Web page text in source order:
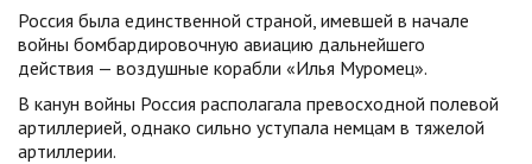
Россия была единственной страной, имевшей в начале
войны бомбардировочную авиацию дальнейшего
действия — воздушные корабли «Илья Муромец».
В канун войны Россия располагала превосходной полевой
артиллерией, однако сильно уступала немцам в тяжелой
артиллерии.